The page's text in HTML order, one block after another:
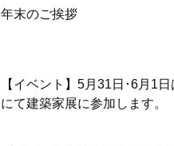
年末のご挨拶
【イベント】5月31日･6月1
にて建築家展に参加します。